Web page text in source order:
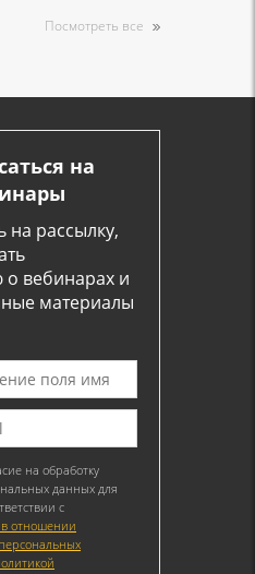
Посмотреть все
на
рассылку,
вебинарах и
материалы
на обработку
данных для
с
отношении